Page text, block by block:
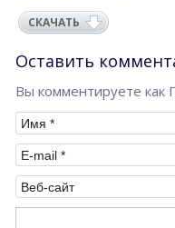
СКАЧАТЬ
Оставить
Вы комментируете как